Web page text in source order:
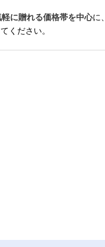
に贈れる価格帯を中心に、
ください。